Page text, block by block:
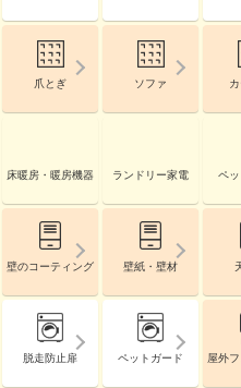
爪とぎ ソファ
床暖房・暖房機器 ランドリー家電 ペ
壁のコーティング 壁紙・壁材
脱走防止扉 ペットガード 屋外